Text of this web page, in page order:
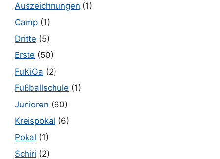
Auszeichnungen (1)
Camp (1)
Dritte (5)
Erste (50)
FuKiGa (2)
Fußballschule (1)
Junioren (60)
Kreispokal (6)
Pokal (1)
Schiri (2)